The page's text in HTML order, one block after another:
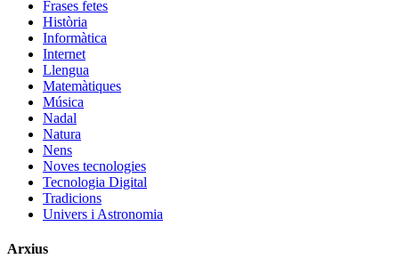
Frases fetes
Història
Informàtica
Internet
Llengua
Matemàtiques
Música
Nadal
Natura
Nens
Noves tecnologies
Tecnologia Digital
Tradicions
Univers i Astronomia
Arxius